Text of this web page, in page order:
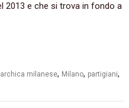
2013 e che si trova in fondo a
milanese, Milano, partigiani,